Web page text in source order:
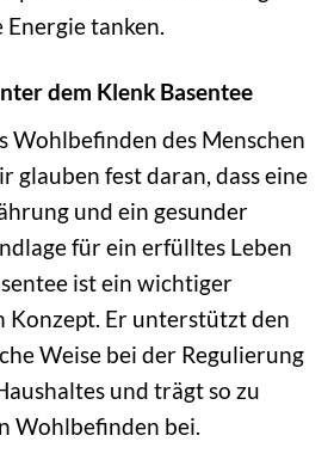
Energie tanken.
dem Klenk Basentee
Wohlbefinden des Menschen
glauben fest daran, dass eine
und ein gesunder
für ein erfülltes Leben
ist ein wichtiger
Konzept. Er unterstützt den
Weise bei der Regulierung
und trägt so zu
Wohlbefinden bei.